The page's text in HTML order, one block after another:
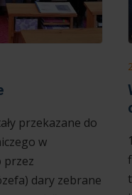
przekazane do
w
przez
dary zebrane